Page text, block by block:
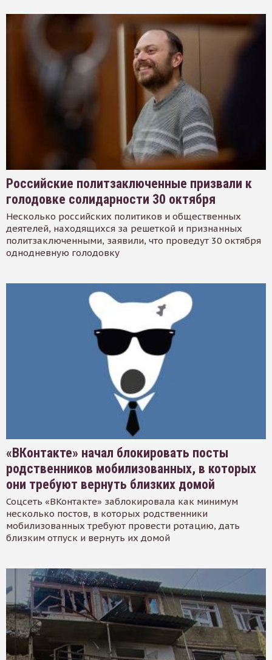
Российские политзаключенные призвали к
голодовке солидарности 30 октября
Несколько российских политиков и общественных
деятелей, находящихся за решеткой и признанных
политзаключенными, заявили, что проведут 30 октября
однодневную голодовку
«ВКонтакте» начал блокировать посты
родственников мобилизованных, в которых
они требуют вернуть близких домой
Соцсеть «ВКонтакте» заблокировала как минимум
несколько постов, в которых родственники
мобилизованных требуют провести ротацию, дать
близким отпуск и вернуть их домой